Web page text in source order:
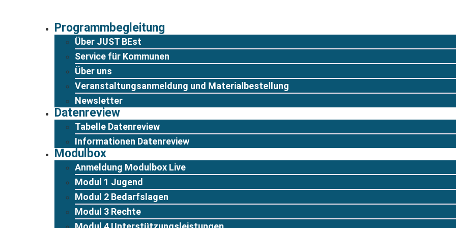
Programmbegleitung
Über JUST BEst
Service für Kommunen
Über uns
Veranstaltungsanmeldung und Materialbestellung
Newsletter
Datenreview
Tabelle Datenreview
Informationen Datenreview
Modulbox
Anmeldung Modulbox Live
Modul 1 Jugend
Modul 2 Bedarfslagen
Modul 3 Rechte